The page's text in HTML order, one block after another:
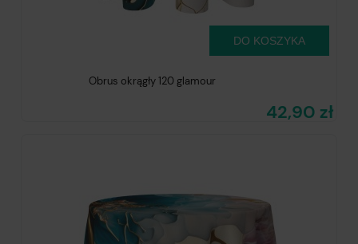
Obrus okrągły 120 glamour
42,90 zł
DO KOSZYKA